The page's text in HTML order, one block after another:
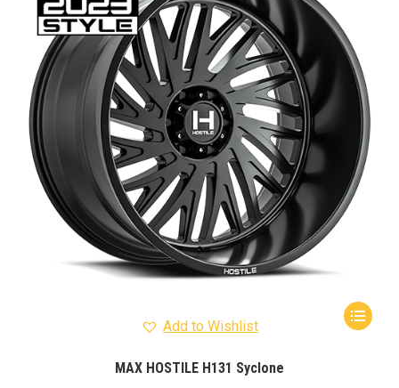
Add to Wishlist
MAX HOSTILE H131 Syclone